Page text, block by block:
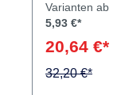
den
Varianten ab
5,93 €*
20,64 €*
32,20 €*